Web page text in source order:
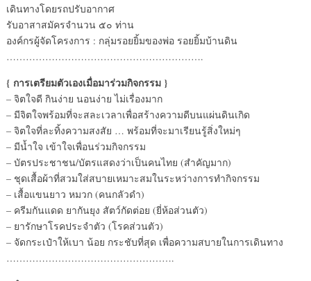
เดินทางโดยรถปรับอากาศ
รับอาสาสมัครจำนวน ๕๐ ท่าน
องค์กรผู้จัดโครงการ : กลุ่มรอยยิ้มของพ่อ รอยยิ้มบ้านดิน
…………………………………………………….
{ การเตรียมตัวเองเมื่อมาร่วมกิจกรรม }
– จิตใจดี กินง่าย นอนง่าย ไม่เรื่องมาก
– มีจิตใจพร้อมที่จะสละเวลาเพื่อสร้างความดีบนแผ่นดินเกิด
– จิตใจที่ละทิ้งความสงสัย … พร้อมที่จะมาเรียนรู้สิ่งใหม่ๆ
– มีน้ำใจ เข้าใจเพื่อนร่วมกิจกรรม
– บัตรประชาชน/บัตรแสดงว่าเป็นคนไทย (สำคัญมาก)
– ชุดเสื้อผ้าที่สวมใส่สบายเหมาะสมในระหว่างการทำกิจกรรม
– เสื้อแขนยาว หมวก (คนกลัวดำ)
– ครีมกันแดด ยากันยุง สัตว์กัดต่อย (ยี่ห้อส่วนตัว)
– ยารักษาโรคประจำตัว (โรคส่วนตัว)
– จัดกระเป๋าให้เบา น้อย กระชับที่สุด เพื่อความสบายในการเดินทาง
…………………………………………….